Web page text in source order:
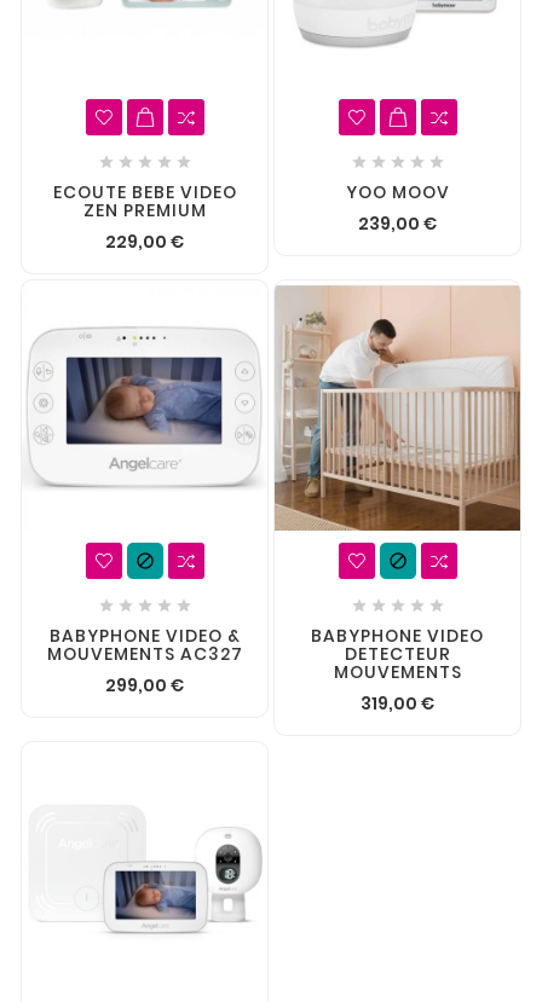
    
ECOUTE BEBE VIDEO
ZEN PREMIUM
229,00 €
    
YOO MOOV
239,00 €

    
BABYPHONE VIDEO &
MOUVEMENTS AC327
299,00 €

    
BABYPHONE VIDEO
DETECTEUR
MOUVEMENTS
319,00 €